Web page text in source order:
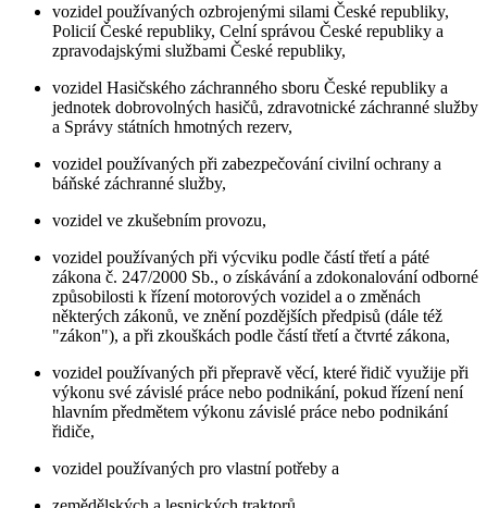
vozidel používaných ozbrojenými silami České republiky,
Policií České republiky, Celní správou České republiky a
zpravodajskými službami České republiky,
vozidel Hasičského záchranného sboru České republiky a
jednotek dobrovolných hasičů, zdravotnické záchranné služby
a Správy státních hmotných rezerv,
vozidel používaných při zabezpečování civilní ochrany a
báňské záchranné služby,
vozidel ve zkušebním provozu,
vozidel používaných při výcviku podle částí třetí a páté
zákona č. 247/2000 Sb., o získávání a zdokonalování odborné
způsobilosti k řízení motorových vozidel a o změnách
některých zákonů, ve znění pozdějších předpisů (dále též
"zákon"), a při zkouškách podle částí třetí a čtvrté zákona,
vozidel používaných při přepravě věcí, které řidič využije při
výkonu své závislé práce nebo podnikání, pokud řízení není
hlavním předmětem výkonu závislé práce nebo podnikání
řidiče,
vozidel používaných pro vlastní potřeby a